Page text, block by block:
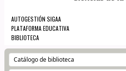
AUTOGESTIÓN SIGAA
PLATAFORMA EDUCATIVA
BIBLIOTECA